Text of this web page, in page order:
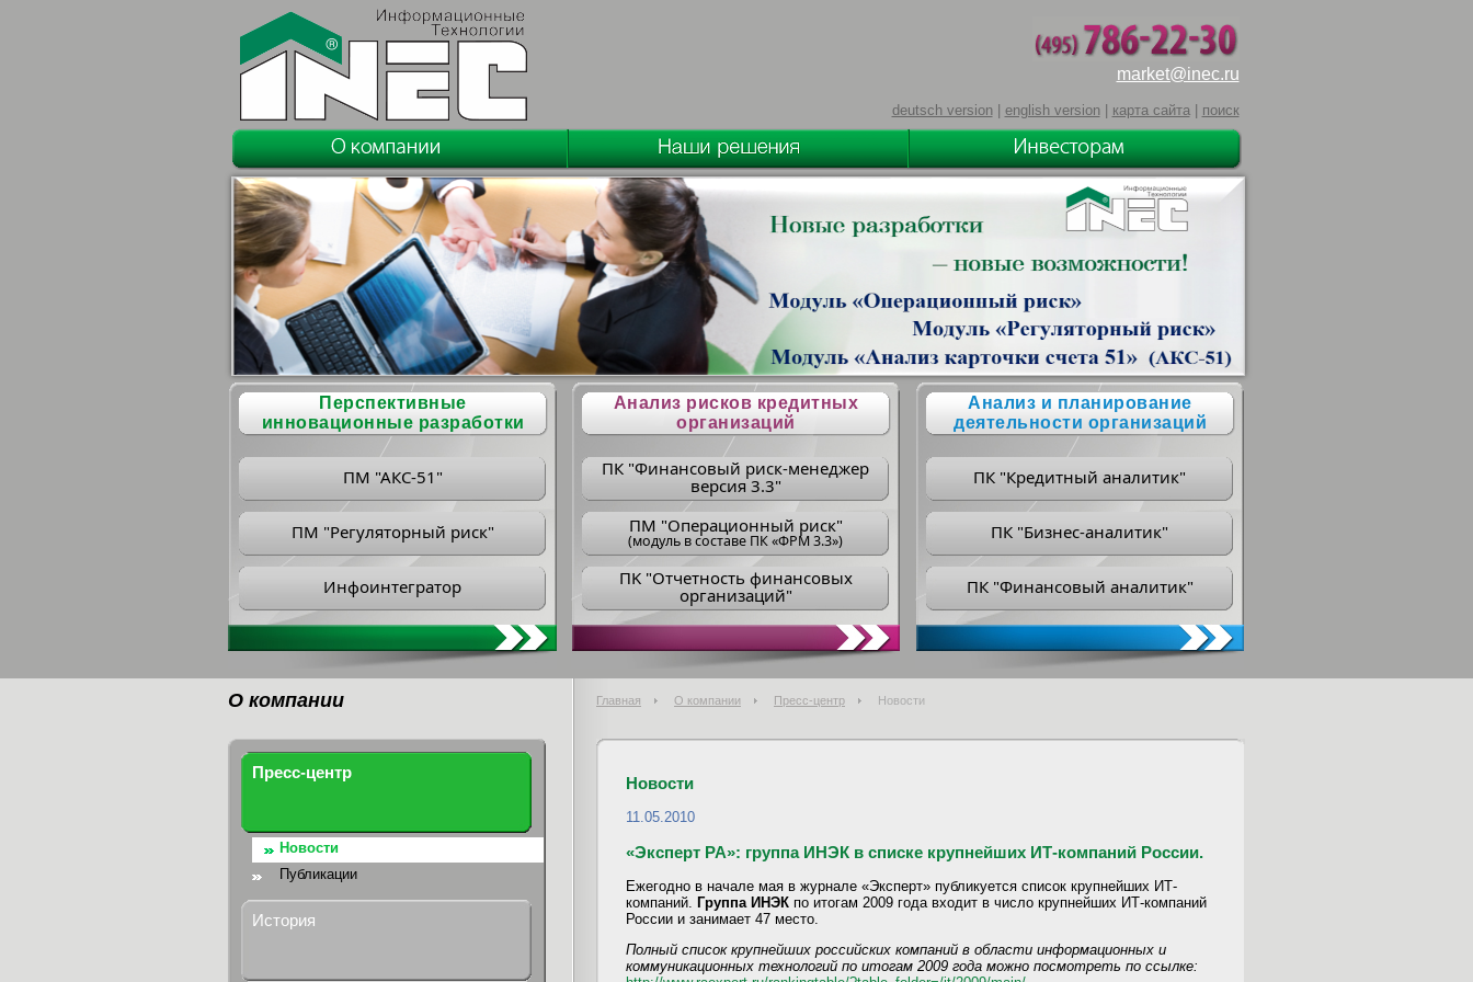
market@inec.ru
deutsch version| english version| карта сайта| поиск
Перспективные
инновационные разработки
ПМ "АКС-51"
ПМ "Регуляторный риск"
Инфоинтегратор
Анализ рисков кредитных
организаций
ПК "Финансовый риск-менеджер
версия 3.3"
ПM "Операционный риск"
(модуль в составе ПК «ФРМ 3.3»)
ПK "Отчетность финансовых
организаций"
Анализ и планирование
деятельности организаций
ПК "Кредитный аналитик"
ПК "Бизнес-аналитик"
ПК "Финансовый аналитик"
О компании Главная О компании Пресс-центр Новости
Пресс-центр
Новости
Публикации
История
Новости
11.05.2010
«Эксперт РА»: группа ИНЭК в списке крупнейших ИТ-компаний России.
Ежегодно в начале мая в журнале «Эксперт» публикуется список крупнейших ИТ-
компаний.
Группа ИНЭК по итогам 2009 года входит в число крупнейших ИТ-компаний
России и занимает 47 место.
Полный список крупнейших российских компаний в области информационных и
коммуникационных технологий по итогам 2009 года можно посмотреть по ссылке: